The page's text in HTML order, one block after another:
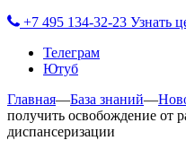
+7 495 134-32-23 Узнать
Телеграм
Ютуб
Главная—База знаний—
получить освобождение от
диспансеризации